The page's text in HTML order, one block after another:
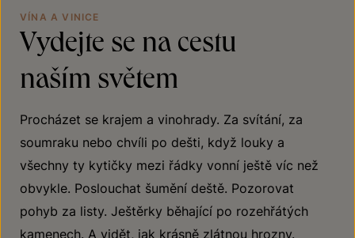
VÍNA A VINICE
Vydejte se na cestu
naším světem
Procházet se krajem a vinohrady. Za svítání, za
soumraku nebo chvíli po dešti, když louky a
všechny ty kytičky mezi řádky vonní ještě víc než
obvykle. Poslouchat šumění deště. Pozorovat
pohyb za listy. Ještěrky běhající po rozehřátých
kamenech. A vidět, jak krásně zlátnou hrozny.